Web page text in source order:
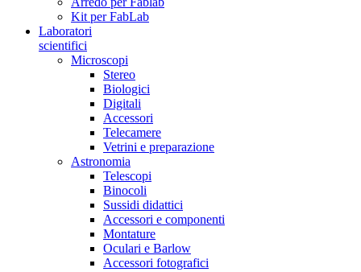
Kit per FabLab
Laboratori
scientifici
Microscopi
Stereo
Biologici
Digitali
Accessori
Telecamere
Vetrini e preparazione
Astronomia
Telescopi
Binocoli
Sussidi didattici
Accessori e componenti
Montature
Oculari e Barlow
Accessori fotografici